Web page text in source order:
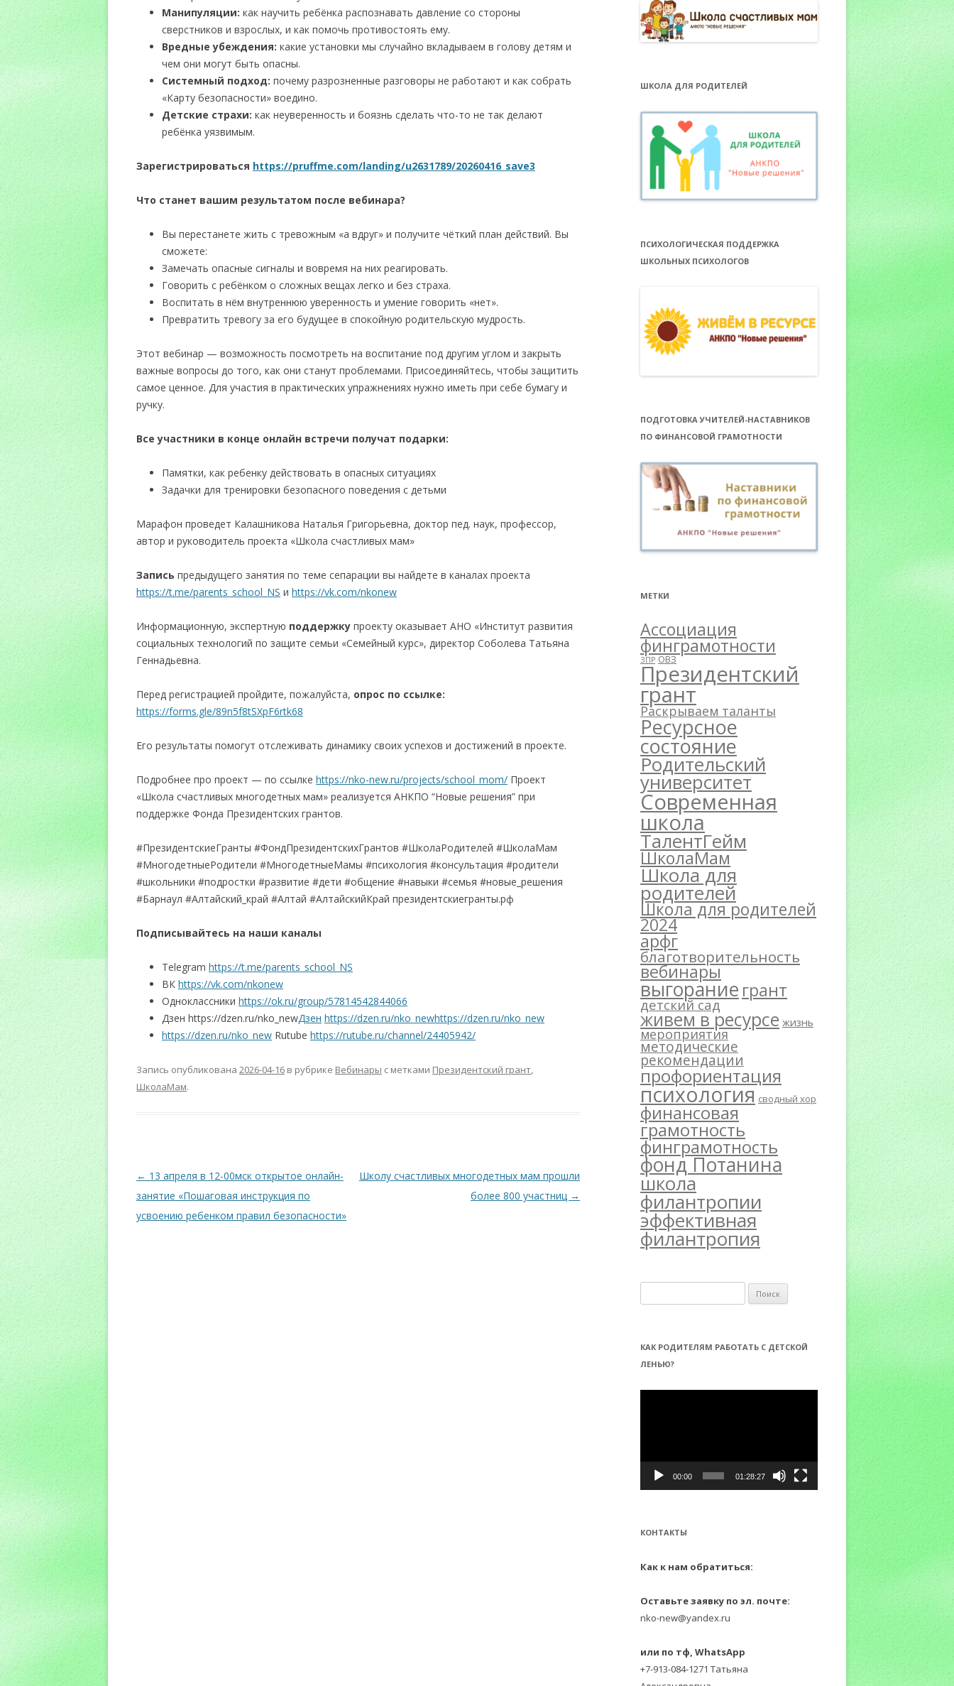
Манипуляции: как научить ребёнка распознавать давление со стороны
сверстников и взрослых, и как помочь противостоять ему.
Вредные убеждения: какие установки мы случайно вкладываем в голову детям и
чем они могут быть опасны.
Системный подход: почему разрозненные разговоры не работают и как собрать
«Карту безопасности» воедино.
Детские страхи: как неуверенность и боязнь сделать что-то не так делают
ребёнка уязвимым.
Зарегистрироваться https://pruffme.com/landing/u2631789/20260416_save3
Что станет вашим результатом после вебинара?
Вы перестанете жить с тревожным «а вдруг» и получите чёткий план действий. Вы
сможете:
Замечать опасные сигналы и вовремя на них реагировать.
Говорить с ребёнком о сложных вещах легко и без страха.
Воспитать в нём внутреннюю уверенность и умение говорить «нет».
Превратить тревогу за его будущее в спокойную родительскую мудрость.
Этот вебинар — возможность посмотреть на воспитание под другим углом и закрыть
важные вопросы до того, как они станут проблемами. Присоединяйтесь, чтобы защитить
самое ценное. Для участия в практических упражнениях нужно иметь при себе бумагу и
ручку.
Все участники в конце онлайн встречи получат подарки:
Памятки, как ребенку действовать в опасных ситуациях
Задачки для тренировки безопасного поведения с детьми
Марафон проведет Калашникова Наталья Григорьевна, доктор пед. наук, профессор,
автор и руководитель проекта «Школа счастливых мам»
Запись предыдущего занятия по теме сепарации вы найдете в каналах проекта
https://t.me/parents_school_NS и https://vk.com/nkonew
Информационную, экспертную поддержку проекту оказывает АНО «Институт развития
социальных технологий по защите семьи «Семейный курс», директор Соболева Татьяна
Геннадьевна.
Перед регистрацией пройдите, пожалуйста, опрос по ссылке:
https://forms.gle/89n5f8tSXpF6rtk68
Его результаты помогут отслеживать динамику своих успехов и достижений в проекте.
Подробнее про проект — по ссылке https://nko-new.ru/projects/school_mom/ Проект
«Школа счастливых многодетных мам» реализуется АНКПО “Новые решения” при
поддержке Фонда Президентских грантов.
#ПрезидентскиеГранты #ФондПрезидентскихГрантов #ШколаРодителей #ШколаМам
#МногодетныеРодители #МногодетныеМамы #психология #консультация #родители
#школьники #подростки #развитие #дети #общение #навыки #семья #новые_решения
#Барнаул #Алтайский_край #Алтай #АлтайскийКрай президентскиегранты.рф
Подписывайтесь на наши каналы
Telegram https://t.me/parents_school_NS
ВК https://vk.com/nkonew
Одноклассники https://ok.ru/group/57814542844066
Дзен https://dzen.ru/nko_newДзен https://dzen.ru/nko_newhttps://dzen.ru/nko_new
https://dzen.ru/nko_new Rutube https://rutube.ru/channel/24405942/
Запись опубликована 2026-04-16 в рубрике Вебинары с метками Президентский грант,
ШколаМам.
Навигация
по
записям
← 13 апреля в 12-00мск открытое онлайн-
занятие «Пошаговая инструкция по
усвоению ребенком правил безопасности»
Школу счастливых многодетных мам прошли
более 800 участниц →
ШКОЛА ДЛЯ РОДИТЕЛЕЙ
ПСИХОЛОГИЧЕСКАЯ ПОДДЕРЖКА
ШКОЛЬНЫХ ПСИХОЛОГОВ
ПОДГОТОВКА УЧИТЕЛЕЙ-НАСТАВНИКОВ
ПО ФИНАНСОВОЙ ГРАМОТНОСТИ
МЕТКИ
Ассоциация
финграмотности
ЗПР ОВЗ
Президентский
грант
Раскрываем таланты
Ресурсное
состояние
Родительский
университет
Современная
школа
ТалентГейм
ШколаМам
Школа для
родителей
Школа для родителей
2024
арфг
благотворительность
вебинары
выгорание грант
детский сад
живем в ресурсе жизнь
мероприятия
методические
рекомендации
профориентация
психология сводный хор
финансовая
грамотность
финграмотность
фонд Потанина
школа
филантропии
эффективная
филантропия
а
т
и
КАК РОДИТЕЛЯМ РАБОТАТЬ С ДЕТСКОЙ
ЛЕНЬЮ?
Видеоплеер
00:00 01:28:27
КОНТАКТЫ
Как к нам обратиться:
Оставьте заявку по эл. почте:
nko-new@yandex.ru
или по тф, WhatsApp
+7-913-084-1271 Татьяна